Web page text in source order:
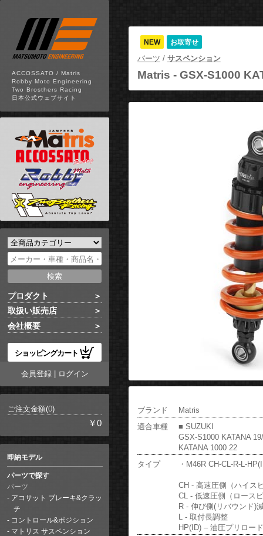
ACCOSSATO / Matris
Robby Moto Engineering
Two Brosthers Racing
日本公式ウェブサイト
プロダクト
取扱い販売店
会社概要
ショッピングカート
会員登録| ログイン
ご注文金額(0)
￥0
即納モデル
パーツで探す
パーツ
アコサット ブレーキ&クラッ
チ
コントロール&ポジション
マトリス サスペンション
NEW お取寄せ
パーツ / サスペンション
Matris - GSX-S1000
ブランド
Matris
適合車種
■ SUZUKI
GSX-S1000 KATANA
KATANA 1000 22
タイプ
・M46R CH-CL-R-L-
CH - 高速圧側（ハイス
CL - 低速圧側（ロース
R - 伸び側(リバウンド)
L - 取付長調整
HP(ID) – 油圧プリロー